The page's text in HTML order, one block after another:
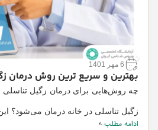
بهترین و سریع ترین روش درمان زگیل
چه روش‌هایی برای درمان زگیل تناسلی
زگیل تناسلی در خانه درمان می‌شود؟ این…
ادامه مطلب